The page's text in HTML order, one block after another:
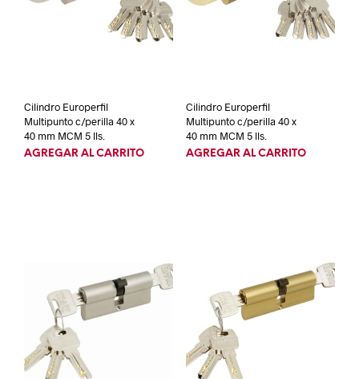
Cilindro Europerfil
Multipunto c/perilla 40 x
40 mm MCM 5 lls.
AGREGAR AL CARRITO
Cilindro Europerfil
Multipunto c/perilla 40 x
40 mm MCM 5 lls.
AGREGAR AL CARRITO